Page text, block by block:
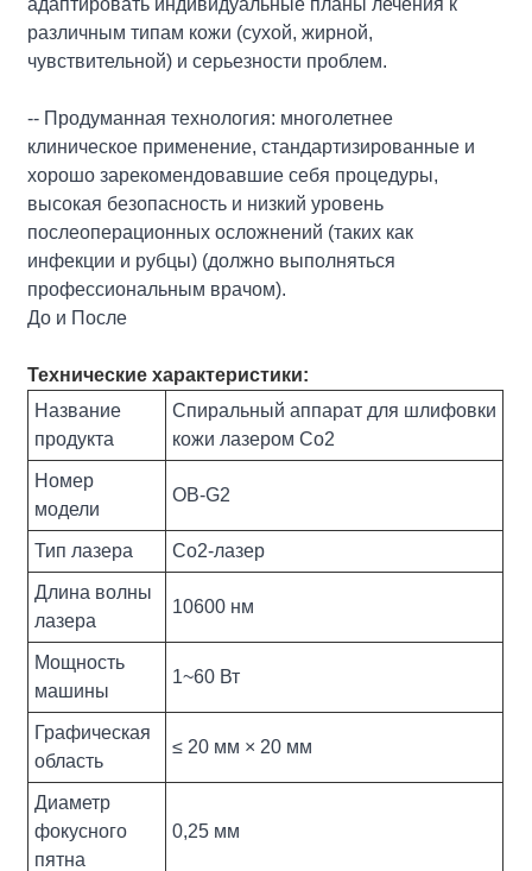
различным типам кожи (сухой, жирной,
чувствительной) и серьезности проблем.
-- Продуманная технология: многолетнее
клиническое применение, стандартизированные и
хорошо зарекомендовавшие себя процедуры,
высокая безопасность и низкий уровень
послеоперационных осложнений (таких как
инфекции и рубцы) (должно выполняться
профессиональным врачом).
До и После
Технические характеристики:
Название
продукта
Спиральный аппарат для шлифовки
кожи лазером Co2
Номер
модели
ОВ-G2
Тип лазера Со2-лазер
Длина волны
лазера
10600 нм
Мощность
машины
1~60 Вт
Графическая
область
≤ 20 мм × 20 мм
Диаметр
фокусного
пятна
0,25 мм